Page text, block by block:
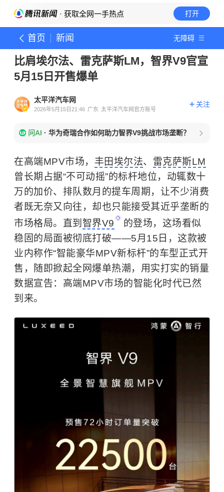
· 获取全网一手热点 打开
首页 新闻 无障碍
比肩埃尔法、雷克萨斯LM，智界V9官宣
5月15日开售爆单
太平洋汽车网
2026年5月15日21:46 广东 太平洋汽车网官方账号
关注
问AI · 华为奇瑞合作如何助力智界V9挑战市场垄断？
在高端MPV市场， 丰田埃尔法、 雷克萨斯LM
曾长期占据“不可动摇”的标杆地位，动辄数十
万的加价、排队数月的提车周期，让不少消费
者既无奈又向往，却也只能接受其近乎垄断的
市场格局。直到 智界V9
的登场，这场看似
稳固的局面被彻底打破——5月15日，这款被
业内称作“智能豪华MPV新标杆”的车型正式开
售，随即掀起全网爆单热潮，用实打实的销量
数据宣告：高端MPV市场的智能化时代已然
到来。